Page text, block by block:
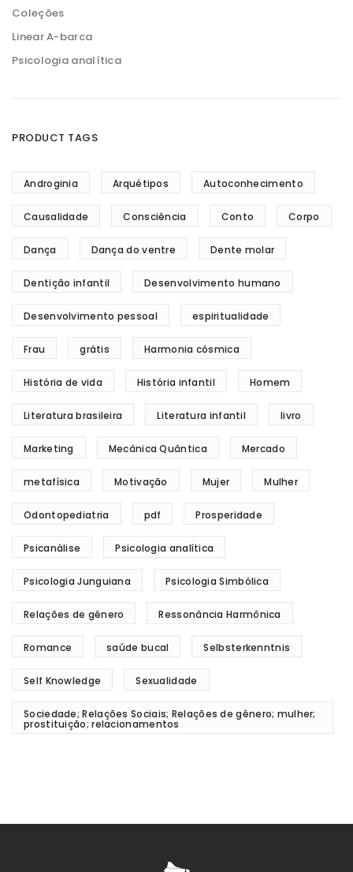
Coleções
Linear A-barca
Psicologia analítica
PRODUCT TAGS
Androginia Arquétipos Autoconhecimento
Causalidade Consciência Conto Corpo
Dança Dança do ventre Dente molar
Dentição infantil Desenvolvimento humano
Desenvolvimento pessoal espiritualidade
Frau grátis Harmonia cósmica
História de vida História infantil Homem
Literatura brasileira Literatura infantil livro
Marketing Mecânica Quântica Mercado
metafísica Motivação Mujer Mulher
Odontopediatria pdf Prosperidade
Psicanálise Psicologia analítica
Psicologia Junguiana Psicologia Simbólica
Relações de gênero Ressonância Harmônica
Romance saúde bucal Selbsterkenntnis
Self Knowledge Sexualidade
Sociedade; Relações Sociais; Relações de gênero; mulher;
prostituição; relacionamentos